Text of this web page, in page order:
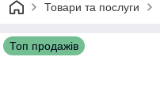
Товари та послуги
Топ продажів